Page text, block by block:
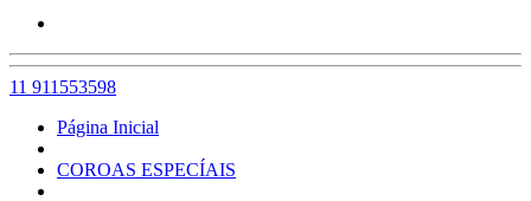
11 911553598
Página Inicial
COROAS ESPECÍAIS